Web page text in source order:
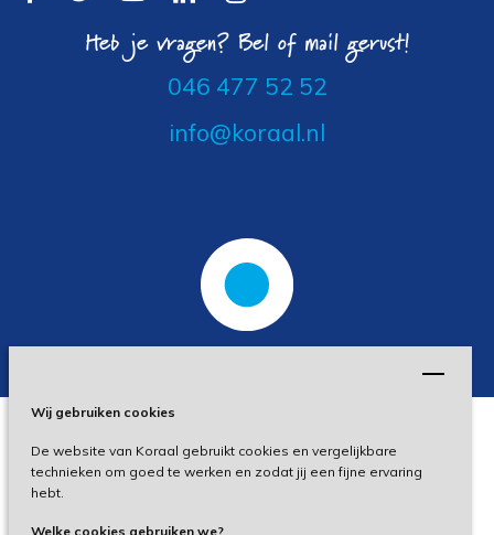
Wij gebruiken cookies
De website van Koraal gebruikt cookies en vergelijkbare
technieken om goed te werken en zodat jij een fijne ervaring
hebt.
Welke cookies gebruiken we?
Heb je vragen? Bel of mail gerust!
046 477 52 52
info@koraal.nl
Privacy